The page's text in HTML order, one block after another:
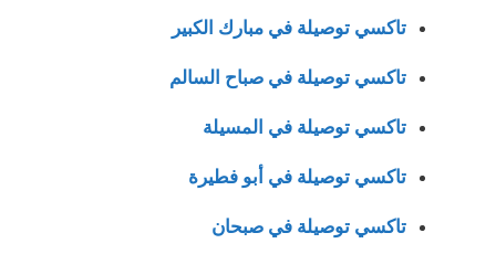
تاكسي توصيلة في مبارك الكبير
تاكسي توصيلة في صباح السالم
تاكسي توصيلة في المسيلة
تاكسي توصيلة في أبو فطيرة
تاكسي توصيلة في صبحان